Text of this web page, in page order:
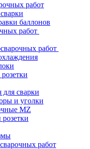
работ
баллонов
работ
работ
сварки
и уголки
MZ
работ